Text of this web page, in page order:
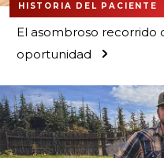
HISTORIA DEL PACIENTE
El asombroso recorrido
oportunidad